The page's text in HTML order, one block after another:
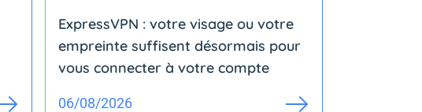
ExpressVPN : votre visage ou votre
empreinte suffisent désormais pour
vous connecter à votre compte
06/08/2026